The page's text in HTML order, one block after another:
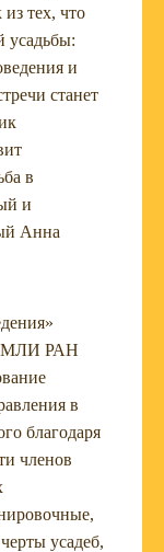
из тех, что
усадьбы:
и
станет
в
и
Анна
ИМЛИ РАН
в
благодаря
членов
усадеб,